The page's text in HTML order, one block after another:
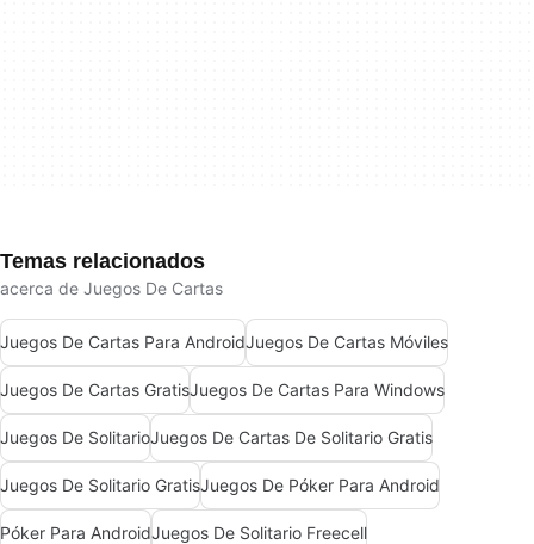
Temas relacionados
acerca de Juegos De Cartas
Juegos De Cartas Para AndroidJuegos De Cartas Móviles
Juegos De Cartas GratisJuegos De Cartas Para Windows
Juegos De SolitarioJuegos De Cartas De Solitario Gratis
Juegos De Solitario GratisJuegos De Póker Para Android
Póker Para AndroidJuegos De Solitario Freecell